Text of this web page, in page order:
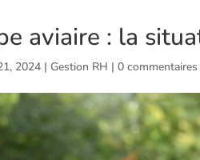
aviaire : la
2024 | Gestion RH |0 commentaires